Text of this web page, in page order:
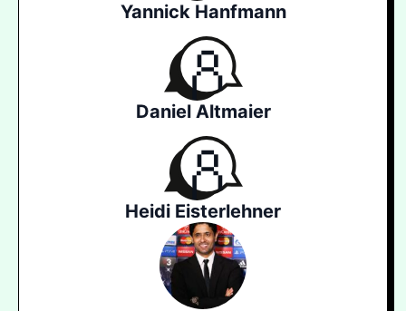
Yannick Hanfmann
Daniel Altmaier
Heidi Eisterlehner